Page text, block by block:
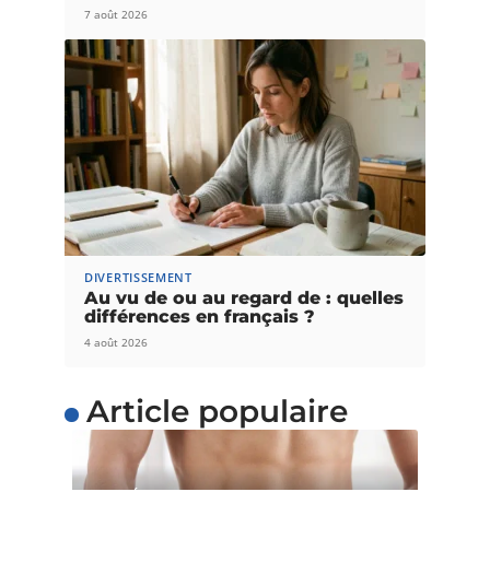
7 août 2026
DIVERTISSEMENT
Au vu de ou au regard de : quelles
différences en français ?
4 août 2026
Article populaire
SANTÉ